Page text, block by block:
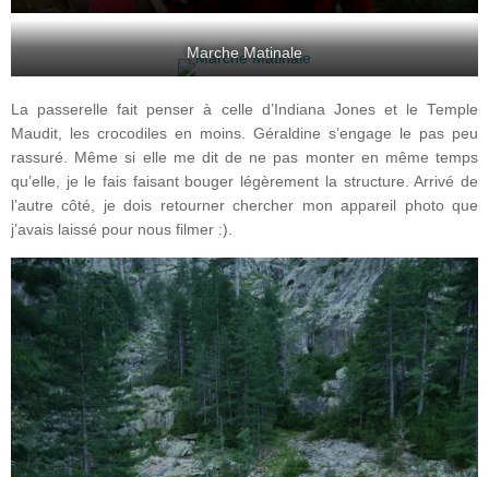
Marche Matinale
La passerelle fait penser à celle d’Indiana Jones et le Temple
Maudit, les crocodiles en moins. Géraldine s’engage le pas peu
rassuré. Même si elle me dit de ne pas monter en même temps
qu’elle, je le fais faisant bouger légèrement la structure. Arrivé de
l’autre côté, je dois retourner chercher mon appareil photo que
j’avais laissé pour nous filmer :).